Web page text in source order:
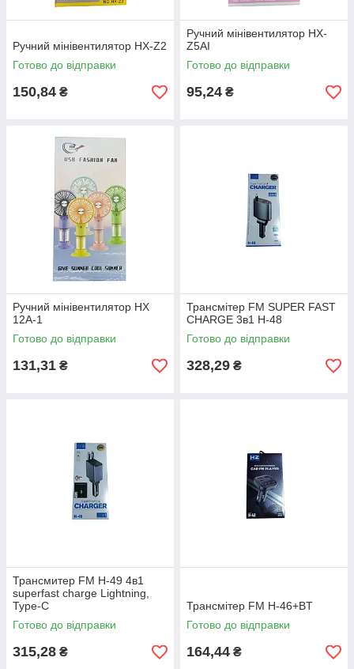
Ручний мінівентилятор HX-Z2
Готово до відправки
150,84 ₴
Ручний мінівентилятор HX-
Z5AI
Готово до відправки
95,24 ₴
Ручний мінівентилятор HX
12A-1
Готово до відправки
131,31 ₴
Трансмітер FM SUPER FAST
CHARGE 3в1 H-48
Готово до відправки
328,29 ₴
Трансмитер FM H-49 4в1
superfast charge Lightning,
Type-C
Готово до відправки
315,28 ₴
Трансмітер FM H-46+BT
Готово до відправки
164,44 ₴